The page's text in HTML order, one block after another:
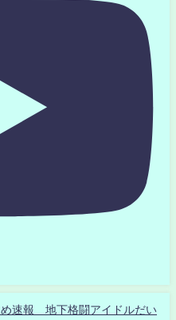
速報 地下格闘アイドルだい